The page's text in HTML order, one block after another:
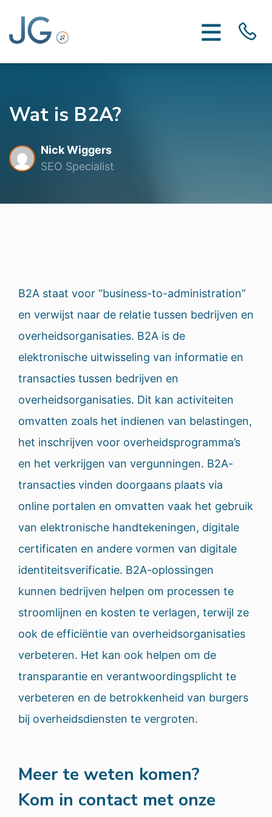
Wat is B2A?
Nick Wiggers
SEO Specialist
B2A staat voor “business-to-administration”
en verwijst naar de relatie tussen bedrijven en
overheidsorganisaties. B2A is de
elektronische uitwisseling van informatie en
transacties tussen bedrijven en
overheidsorganisaties. Dit kan activiteiten
omvatten zoals het indienen van belastingen,
het inschrijven voor overheidsprogramma’s
en het verkrijgen van vergunningen. B2A-
transacties vinden doorgaans plaats via
online portalen en omvatten vaak het gebruik
van elektronische handtekeningen, digitale
certificaten en andere vormen van digitale
identiteitsverificatie. B2A-oplossingen
kunnen bedrijven helpen om processen te
stroomlijnen en kosten te verlagen, terwijl ze
ook de efficiëntie van overheidsorganisaties
verbeteren. Het kan ook helpen om de
transparantie en verantwoordingsplicht te
verbeteren en de betrokkenheid van burgers
bij overheidsdiensten te vergroten.
Meer te weten komen?
Kom in contact met onze